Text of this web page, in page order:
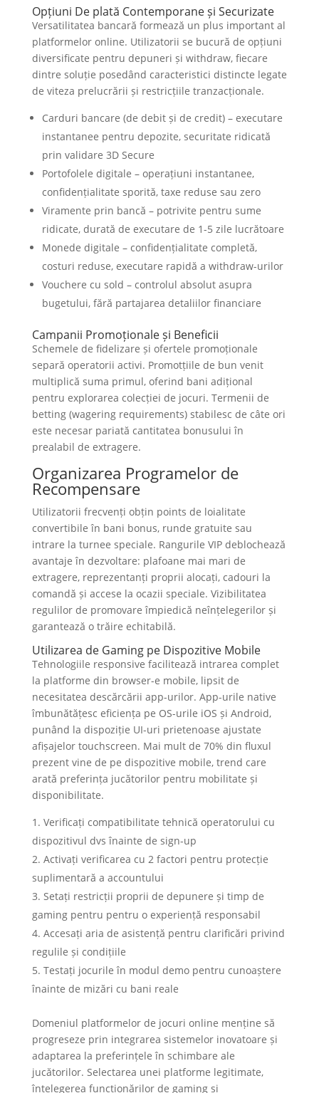
Opțiuni De plată Contemporane și Securizate
Versatilitatea bancară formează un plus important al
platformelor online. Utilizatorii se bucură de opțiuni
diversificate pentru depuneri și withdraw, fiecare
dintre soluție posedând caracteristici distincte legate
de viteza prelucrării și restricțiile tranzacționale.
Carduri bancare (de debit și de credit) – executare
instantanee pentru depozite, securitate ridicată
prin validare 3D Secure
Portofolele digitale – operațiuni instantanee,
confidențialitate sporită, taxe reduse sau zero
Viramente prin bancă – potrivite pentru sume
ridicate, durată de executare de 1-5 zile lucrătoare
Monede digitale – confidențialitate completă,
costuri reduse, executare rapidă a withdraw-urilor
Vouchere cu sold – controlul absolut asupra
bugetului, fără partajarea detaliilor financiare
Campanii Promoționale și Beneficii
Schemele de fidelizare și ofertele promoționale
separă operatorii activi. Promotțiile de bun venit
multiplică suma primul, oferind bani adițional
pentru explorarea colecției de jocuri. Termenii de
betting (wagering requirements) stabilesc de câte ori
este necesar pariată cantitatea bonusului în
prealabil de extragere.
Organizarea Programelor de
Recompensare
Utilizatorii frecvenți obțin points de loialitate
convertibile în bani bonus, runde gratuite sau
intrare la turnee speciale. Rangurile VIP deblochează
avantaje în dezvoltare: plafoane mai mari de
extragere, reprezentanți proprii alocați, cadouri la
comandă și accese la ocazii speciale. Vizibilitatea
regulilor de promovare împiedică neînțelegerilor și
garantează o trăire echitabilă.
Utilizarea de Gaming pe Dispozitive Mobile
Tehnologiile responsive facilitează intrarea complet
la platforme din browser-e mobile, lipsit de
necesitatea descărcării app-urilor. App-urile native
îmbunătățesc eficiența pe OS-urile iOS și Android,
punând la dispoziție UI-uri prietenoase ajustate
afișajelor touchscreen. Mai mult de 70% din fluxul
prezent vine de pe dispozitive mobile, trend care
arată preferința jucătorilor pentru mobilitate și
disponibilitate.
Verificați compatibilitate tehnică operatorului cu
dispozitivul dvs înainte de sign-up
Activați verificarea cu 2 factori pentru protecție
suplimentară a accountului
Setați restricții proprii de depunere și timp de
gaming pentru pentru o experiență responsabil
Accesați aria de asistență pentru clarificări privind
regulile și condițiile
Testați jocurile în modul demo pentru cunoaștere
înainte de mizări cu bani reale
Domeniul platformelor de jocuri online menține să
progreseze prin integrarea sistemelor inovatoare și
adaptarea la preferințele în schimbare ale
jucătorilor. Selectarea unei platforme legitimate,
înțelegerea funcționărilor de gaming și